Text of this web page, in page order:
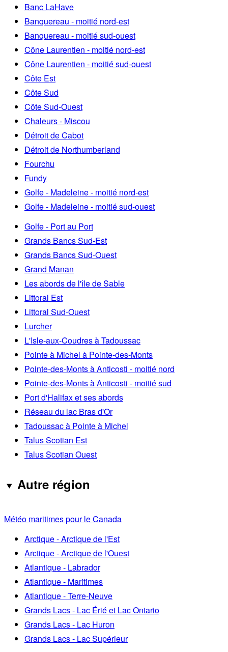
Banc LaHave
Banquereau - moitié nord-est
Banquereau - moitié sud-ouest
Cône Laurentien - moitié nord-est
Cône Laurentien - moitié sud-ouest
Côte Est
Côte Sud
Côte Sud-Ouest
Chaleurs - Miscou
Détroit de Cabot
Détroit de Northumberland
Fourchu
Fundy
Golfe - Madeleine - moitié nord-est
Golfe - Madeleine - moitié sud-ouest
Golfe - Port au Port
Grands Bancs Sud-Est
Grands Bancs Sud-Ouest
Grand Manan
Les abords de l'île de Sable
Littoral Est
Littoral Sud-Ouest
Lurcher
L'Isle-aux-Coudres à Tadoussac
Pointe à Michel à Pointe-des-Monts
Pointe-des-Monts à Anticosti - moitié nord
Pointe-des-Monts à Anticosti - moitié sud
Port d'Halifax et ses abords
Réseau du lac Bras d'Or
Tadoussac à Pointe à Michel
Talus Scotian Est
Talus Scotian Ouest
Autre région
Météo maritimes pour le Canada
Arctique - Arctique de l'Est
Arctique - Arctique de l'Ouest
Atlantique - Labrador
Atlantique - Maritimes
Atlantique - Terre-Neuve
Grands Lacs - Lac Érié et Lac Ontario
Grands Lacs - Lac Huron
Grands Lacs - Lac Supérieur